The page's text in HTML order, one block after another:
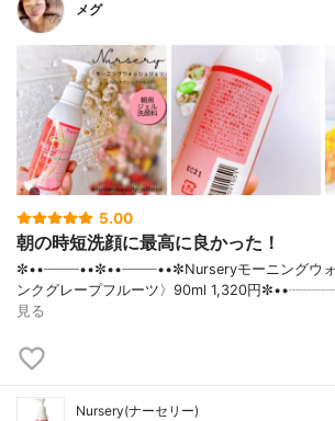
セラミド2、レシチ
トラヘキシルデカン
ルパラベン、カルボ
リン
メグ
5.00
朝の時短洗顔に最高に良かった！
✼••┈┈┈┈••✼••┈┈┈┈••✼Nurseryモーニングウ
ンクグレープフルーツ〉90ml 1,320円
見る
Nursery(ナーセリー)